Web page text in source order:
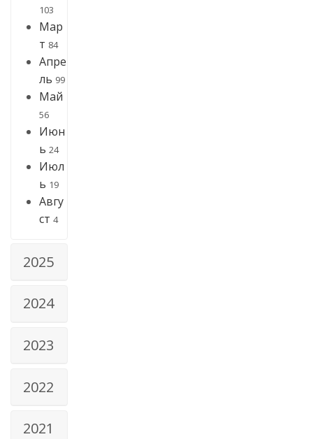
103
Мар
т 84
Апре
ль 99
Май
56
Июн
ь 24
Июл
ь 19
Авгу
ст 4
2025
2024
2023
2022
2021